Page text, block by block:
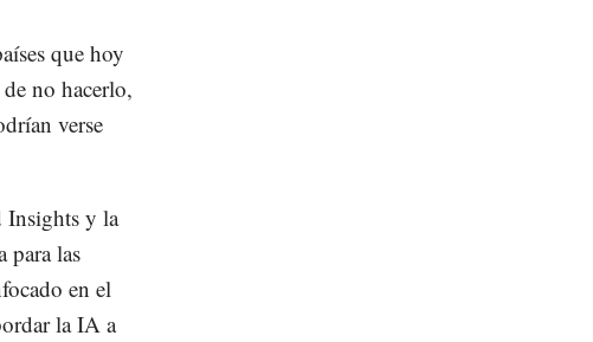
que hoy
no hacerlo,
verse
Insights y la
para las
en el
la IA a